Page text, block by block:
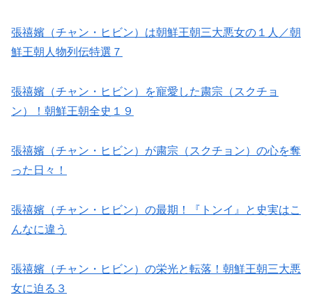
張禧嬪（チャン・ヒビン）は朝鮮王朝三大悪女の１人／朝
鮮王朝人物列伝特選７
張禧嬪（チャン・ヒビン）を寵愛した粛宗（スクチョ
ン）！朝鮮王朝全史１９
張禧嬪（チャン・ヒビン）が粛宗（スクチョン）の心を奪
った日々！
張禧嬪（チャン・ヒビン）の最期！『トンイ』と史実はこ
んなに違う
張禧嬪（チャン・ヒビン）の栄光と転落！朝鮮王朝三大悪
女に迫る３